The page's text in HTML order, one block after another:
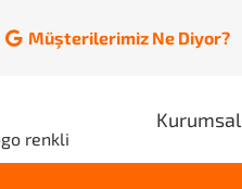
Müşterilerimiz Ne Diyor?
Kurumsal